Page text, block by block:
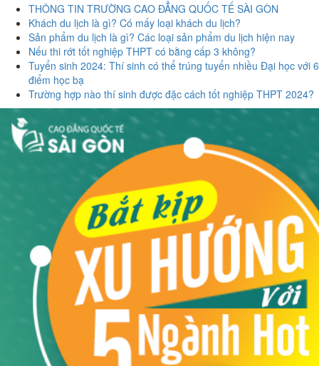
THÔNG TIN TRƯỜNG CAO ĐẲNG QUỐC TẾ SÀI GÒN
Khách du lịch là gì? Có mấy loại khách du lịch?
Sản phẩm du lịch là gì? Các loại sản phẩm du lịch hiện nay
Nếu thi rớt tốt nghiệp THPT có bằng cấp 3 không?
Tuyển sinh 2024: Thí sinh có thể trúng tuyển nhiều Đại học với 6
điểm học bạ
Trường hợp nào thí sinh được đặc cách tốt nghiệp THPT 2024?